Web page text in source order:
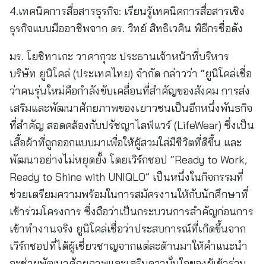
4.เทคนิคการสื่อสารธุรกิจ: เรียนรู้เทคนิคการสื่อสารเชิง
ธุรกิจแบบมืออาชีพจาก ดร. วิทย์ สิทธิเวคิน พิธีกรชื่อดัง
มร. โยชิทาเกะ วาคากุวะ ประธานเจ้าหน้าที่บริหาร
บริษัท ยูนิโคล่ (ประเทศไทย) จำกัด กล่าวว่า “ยูนิโคล่เชื่อ
ว่าคนรุ่นใหม่คือกำลังขับเคลื่อนที่สำคัญของสังคม การส่ง
เสริมและพัฒนาศักยภาพของเยาวชนเป็นอีกหนึ่งพันธกิจ
ที่สำคัญ สอดคล้องกับปรัชญาไลฟ์แวร์ (LifeWear) ซึ่งเป็น
เสื้อผ้าที่ถูกออกแบบมาเพื่อให้ผู้สวมใส่มีชีวิตที่ดีขึ้น และ
พัฒนาอย่างไม่หยุดยั้ง โดยเวิร์กชอป “Ready to Work,
Ready to Shine with UNIQLO” เป็นหนึ่งในกิจกรรมที่
ช่วยเตรียมความพร้อมในการสมัครงานให้กับนักศึกษาที่
เข้าร่วมโครงการ ซึ่งถือว่าเป็นกระบวนการสำคัญก่อนการ
เข้าทำงานจริง ยูนิโคล่เชื่อว่าประสบการณ์ที่เกิดขึ้นจาก
เวิร์กชอปที่ได้ผู้เชี่ยวชาญจากแต่ละด้านมาให้คำแนะนำ